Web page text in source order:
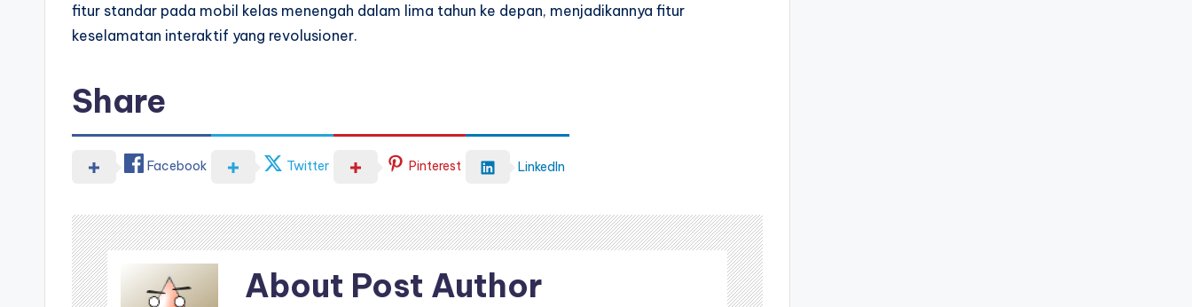
fitur standar pada mobil kelas menengah dalam lima tahun ke depan, menjadikannya fitur
keselamatan interaktif yang revolusioner.
Share
Facebook Twitter Pinterest LinkedIn
About Post Author